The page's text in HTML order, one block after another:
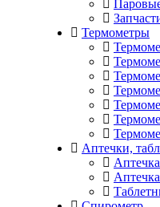
Термометры
Аптечки,